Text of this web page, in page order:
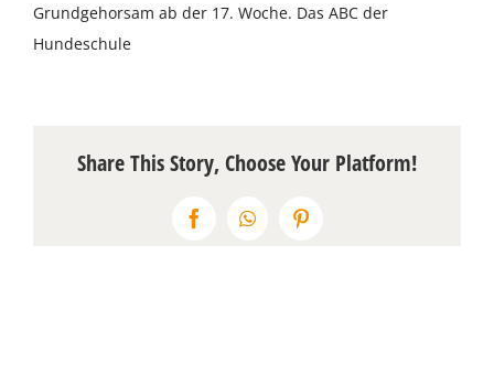
Terminkalender
Öffnungszeiten
Grundgehorsam ab der 17. Woche. Das ABC der
Hundeschule
Share This Story, Choose Your Platform!
FacebookWhatsAppPinterest